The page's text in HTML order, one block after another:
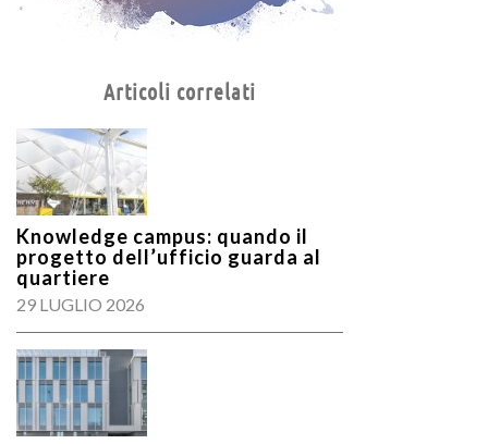
Articoli correlati
Knowledge campus: quando il
progetto dell’ufficio guarda al
quartiere
29 LUGLIO 2026